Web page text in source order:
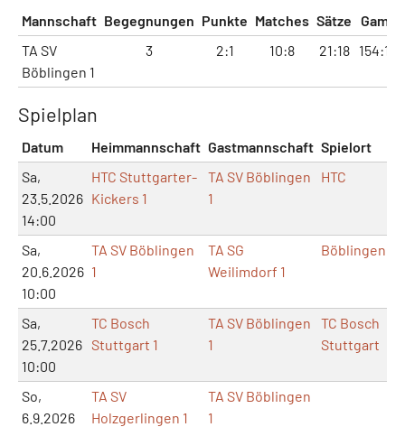
Mannschaft Begegnungen Punkte Matches Sätze Games
TA SV
Böblingen 1
3 2:1 10:8 21:18 154:143
Spielplan
Datum Heimmannschaft Gastmannschaft Spielort
Sa,
23.5.2026
14:00
HTC Stuttgarter-
Kickers 1
TA SV Böblingen
1
HTC
Sa,
20.6.2026
10:00
TA SV Böblingen
1
TA SG
Weilimdorf 1
Böblingen
Sa,
25.7.2026
10:00
TC Bosch
Stuttgart 1
TA SV Böblingen
1
TC Bosch
Stuttgart
So,
6.9.2026
TA SV
Holzgerlingen 1
TA SV Böblingen
1